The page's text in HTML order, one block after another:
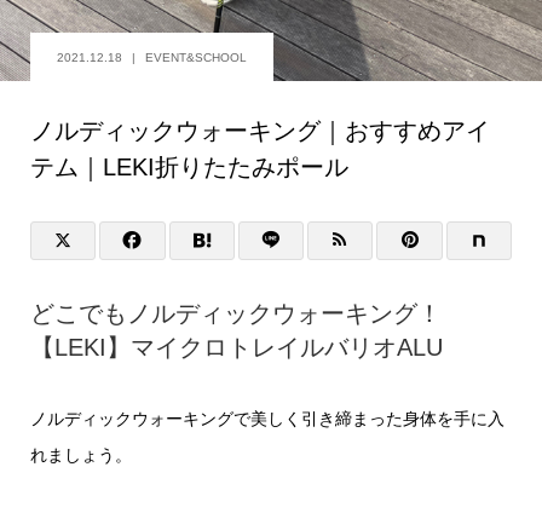
2021.12.18 EVENT&SCHOOL
ノルディックウォーキング｜おすすめアイ
テム｜LEKI折りたたみポール
どこでもノルディックウォーキング！
【LEKI】マイクロトレイルバリオALU
ノルディックウォーキングで美しく引き締まった身体を手に入
れましょう。